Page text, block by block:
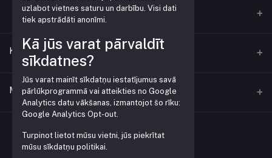
Kontaktai
Adresas
Telefonas
Mano paskyra
Užsakymų istorija
uzlabot vietnes saturu un darbību. Visi dati
tiek apstrādāti anonīmi.
Kā jūs varat pārvaldīt
sīkdatnes?
Jūs varat mainīt sīkdatņu iestatījumus savā
pārlūkprogrammā vai atteikties no Google
Analytics datu vākšanas, izmantojot šo rīku:
Google Analytics Opt-out
Turpinot lietot mūsu vietni, jūs piekrītat
mūsu sīkdatņu politikai.